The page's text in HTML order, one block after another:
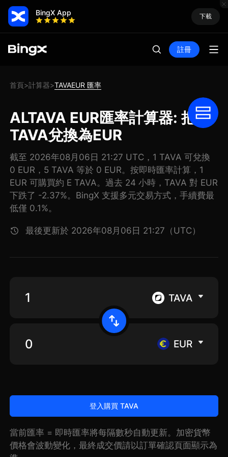
BingX App 下載
註冊
首頁>計算器>TAVAEUR 匯率
ALTAVA EUR匯率計算器: 把
TAVA兌換為EUR
截至 2026年08月06日 21:27 UTC，1 TAVA 可兌換
0 EUR，5 TAVA 等於 0 EUR。按即時匯率計算，1
EUR 可購買約 E TAVA。過去 24 小時，TAVA 對 EUR
下跌了 -2.37%。BingX 支援多元交易方式，手續費最
低僅 0.1%。
最後更新於 2026年08月06日 21:27（UTC）
TAVA
EUR
登入購買 TAVA
當前匯率 = 即時匯率將每隔數秒自動更新。加密貨幣
價格會波動變化，最終成交價請以訂單確認頁面顯示為